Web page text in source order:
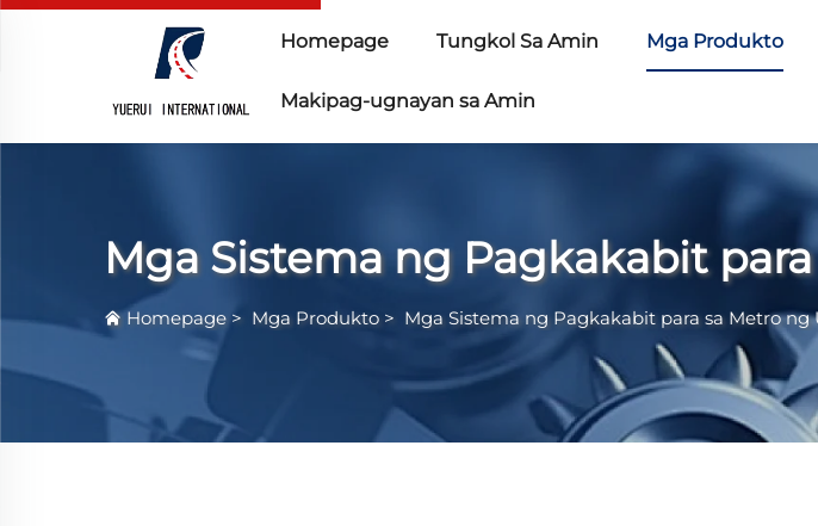
Homepage Tungkol Sa Amin Mga Produkto
Makipag-ugnayan sa Amin
Mga Sistema ng Pagkakabit
Homepage > Mga Produkto > Mga Sistema ng Pagkakabit para sa Metro ng